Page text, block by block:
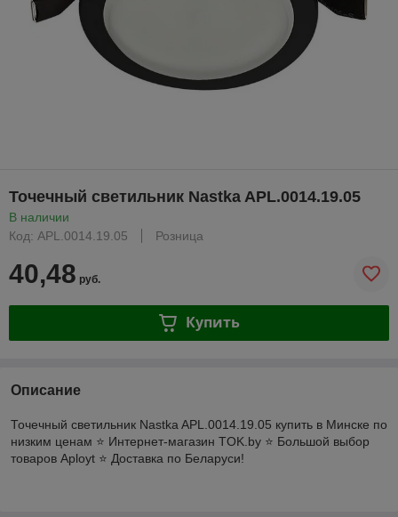
Точечный светильник Nastka APL.0014.19.05
В наличии
Код: APL.0014.19.05
Розница
40,48 руб.
Купить
Описание
Точечный светильник Nastka APL.0014.19.05 купить в Минске по
низким ценам ⭐️ Интернет-магазин TOK.by ⭐️ Большой выбор
товаров Aployt ⭐️ Доставка по Беларуси!